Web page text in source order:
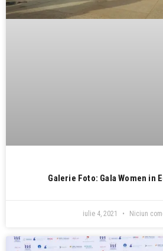
Galerie Foto: Gala Women in
iulie 4, 2021 Niciun